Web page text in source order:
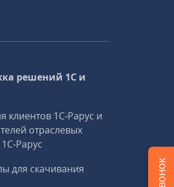
решений 1С и
клиентов 1С‑Рарус и
отраслевых
для скачивания